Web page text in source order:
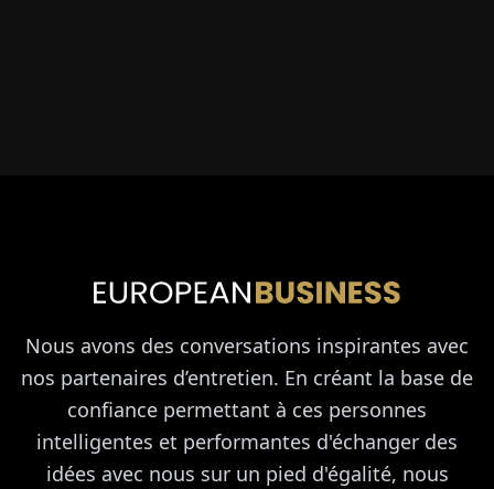
Nous avons des conversations inspirantes avec
nos partenaires d’entretien. En créant la base de
confiance permettant à ces personnes
intelligentes et performantes d'échanger des
idées avec nous sur un pied d'égalité, nous